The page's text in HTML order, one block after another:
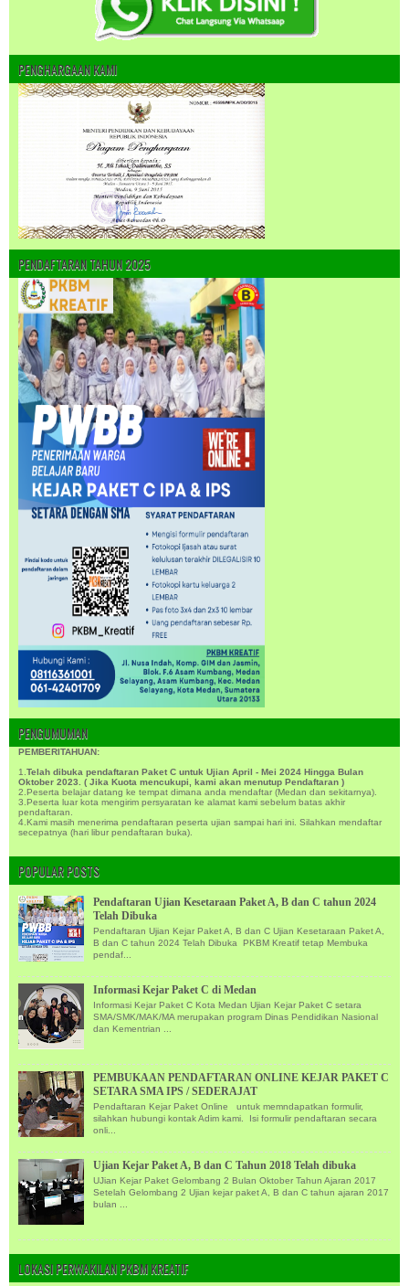
PENGHARGAAN KAMI
PENDAFTARAN TAHUN 2025
PENGUMUMAN
PEMBERITAHUAN:
1.Telah dibuka pendaftaran Paket C untuk Ujian April - Mei 2024 Hingga Bulan
Oktober 2023. ( Jika Kuota mencukupi, kami akan menutup Pendaftaran )
2.Peserta belajar datang ke tempat dimana anda mendaftar (Medan dan sekitarnya).
3.Peserta luar kota mengirim persyaratan ke alamat kami sebelum batas akhir
pendaftaran.
4.Kami masih menerima pendaftaran peserta ujian sampai hari ini. Silahkan mendaftar
secepatnya (hari libur pendaftaran buka).
POPULAR POSTS
Pendaftaran Ujian Kesetaraan Paket A, B dan C tahun 2024
Telah Dibuka
Pendaftaran Ujian Kejar Paket A, B dan C Ujian Kesetaraan Paket A,
B dan C tahun 2024 Telah Dibuka PKBM Kreatif tetap Membuka
pendaf...
Informasi Kejar Paket C di Medan
Informasi Kejar Paket C Kota Medan Ujian Kejar Paket C setara
SMA/SMK/MAK/MA merupakan program Dinas Pendidikan Nasional
dan Kementrian ...
PEMBUKAAN PENDAFTARAN ONLINE KEJAR PAKET C
SETARA SMA IPS / SEDERAJAT
Pendaftaran Kejar Paket Online untuk memndapatkan formulir,
silahkan hubungi kontak Adim kami. Isi formulir pendaftaran secara
onli...
Ujian Kejar Paket A, B dan C Tahun 2018 Telah dibuka
UJian Kejar Paket Gelombang 2 Bulan Oktober Tahun Ajaran 2017
Setelah Gelombang 2 Ujian kejar paket A, B dan C tahun ajaran 2017
bulan ...
LOKASI PERWAKILAN PKBM KREATIF